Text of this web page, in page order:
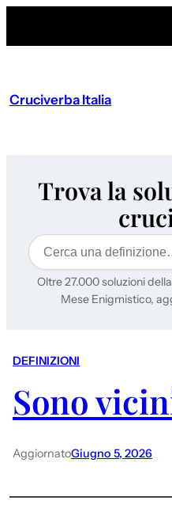
Cruciverba Italia
Trova la
Cerca
Oltre 27.000 soluzioni
Mese Enigmistico,
DEFINIZIONI
Sono
AggiornatoGiugno 5, 2026